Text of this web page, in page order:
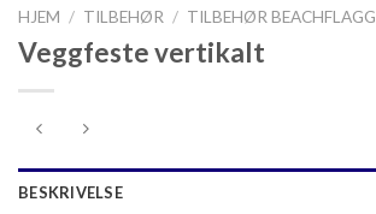
HJEM / TILBEHØR / TILBEHØR BEACHFLAGG
Veggfeste vertikalt
BESKRIVELSE